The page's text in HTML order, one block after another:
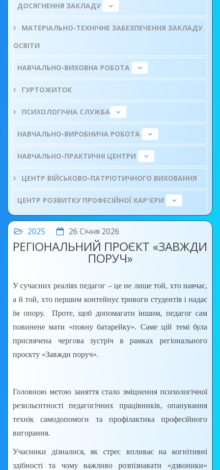
ДОСЯГНЕННЯ ЗАКЛАДУ
МАТЕРІАЛЬНО-ТЕХНІЧНЕ ЗАБЕЗПЕЧЕННЯ ЗАКЛАДУ
ОСВІТИ
НАВЧАЛЬНО-ВИХОВНА РОБОТА
ГУРТОЖИТОК
ПСИХОЛОГІЧНА СЛУЖБА
НАВЧАЛЬНО-ВИРОБНИЧА РОБОТА
НАВЧАЛЬНО-ПРАКТИЧНІ ЦЕНТРИ
ЦЕНТР ВІЙСЬКОВО-ПАТРІОТИЧНОГО ВИХОВАННЯ
ЦЕНТР РОЗВИТКУ ПРОФЕСІЙНОЇ КАР'ЄРИ
2025 26 Січня 2026
РЕГІОНАЛЬНИЙ ПРОЄКТ «ЗАВЖДИ
ПОРУЧ»
У сучасних реаліях педагог – це не лише той, хто навчає,
а й той, хто першим контейнує тривоги студентів і надає
їм опору. Проте, щоб допомагати іншим, педагог сам
повинене мати «повну батарейку». Саме цій темі була
присвячена чергова зустріч в рамках регіонального
проєкту «Завжди поруч».
Головною метою заняття стало зміцнення психологічної
резильєнтності педагогічних працівників, опанування
технік самодопомоги та профілактика професійного
вигорання.
Учасники дізналися, як стрес впливає на когнітивні
здібності та чому важливо розпізнавати «дзвоники»